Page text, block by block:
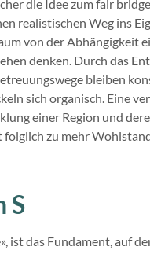
die Idee zum fair
realistischen Weg ins
von der Abhängigkeit
denken. Durch das
bleiben
sich organisch. Eine
einer Region und
zu mehr
S
ist das Fundament, auf